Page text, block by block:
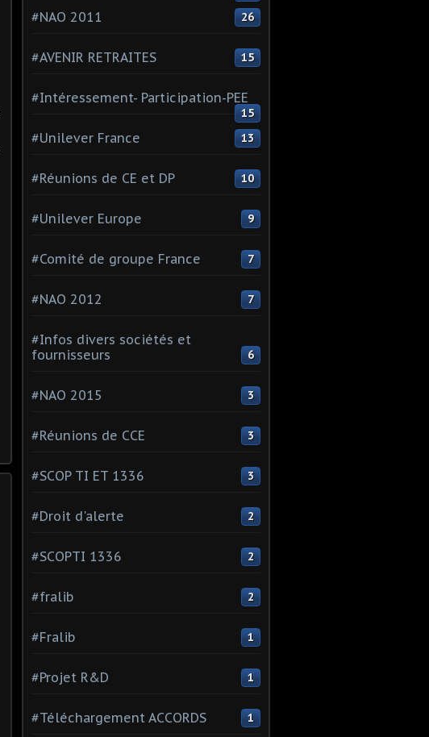
#NAO 2011 26
#AVENIR RETRAITES 15
#Intéressement- Participation-PEE
15
#Unilever France 13
#Réunions de CE et DP 10
#Unilever Europe 9
#Comité de groupe France 7
#NAO 2012 7
#Infos divers sociétés et
fournisseurs
6
#NAO 2015 3
#Réunions de CCE 3
#SCOP TI ET 1336 3
#Droit d'alerte 2
#SCOPTI 1336 2
#fralib 2
#Fralib 1
#Projet R&D 1
#Téléchargement ACCORDS 1